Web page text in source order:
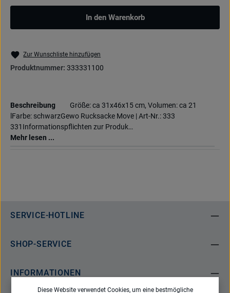
In den Warenkorb
Zur Wunschliste hinzufügen
Produktnummer: 333331100
Beschreibung
Größe: ca 31x46x15 cm, Volumen: ca 21
lFarbe: schwarzGewo Rucksacke Move | Art-Nr.: 333
331Informationspflichten zur Produk…
Mehr lesen ...
SERVICE-HOTLINE
SHOP-SERVICE
INFORMATIONEN
Diese Website verwendet Cookies, um eine bestmögliche